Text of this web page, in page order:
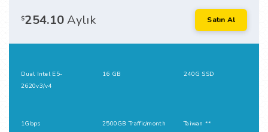
$254.10Aylık Satın Al
Dual Intel E5-
2620v3/v4
16 GB 240G SSD
1Gbps 2500GB Traffic/month Taiwan **